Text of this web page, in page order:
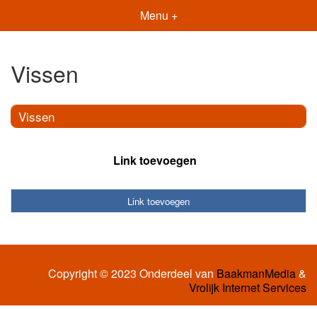
Menu +
Vissen
Vissen
Link toevoegen
Link toevoegen
Copyright © 2023 Onderdeel van BaakmanMedia&
Vrolijk Internet Services